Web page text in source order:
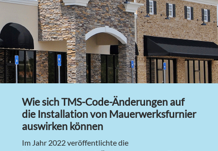
Wie sich TMS-Code-Änderungen auf
die Installation von Mauerwerksfurnier
auswirken können
Im Jahr 2022 veröffentlichte die